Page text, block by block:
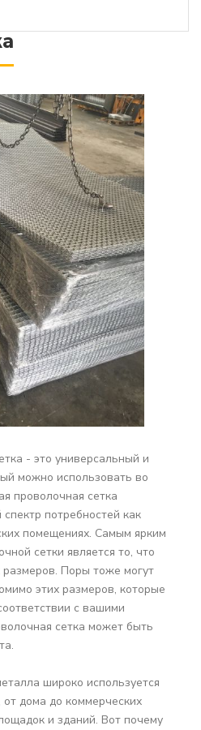
- это универсальный и
можно использовать во
проволочная сетка
потребностей как
помещениях. Самым ярким
сетки является то, что
Поры тоже могут
этих размеров, которые
с вашими
сетка может быть
широко используется
дома до коммерческих
и зданий. Вот почему